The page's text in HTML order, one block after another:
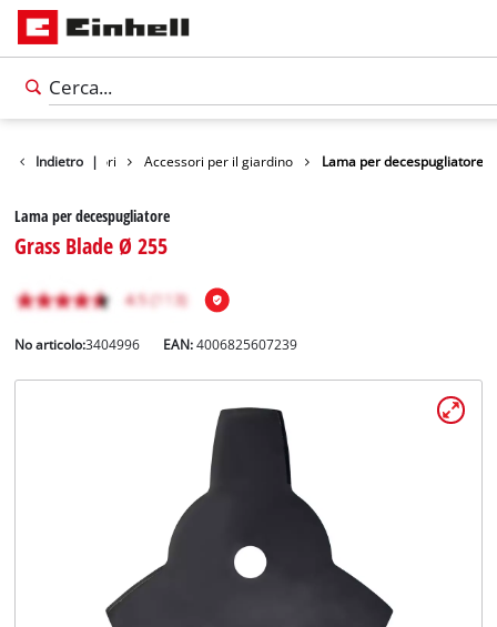
Indietro |
Accessori Accessori per il giardino Lama per decespugliatore
Lama per decespugliatore
Grass Blade Ø 255
No articolo:3404996 EAN:4006825607239